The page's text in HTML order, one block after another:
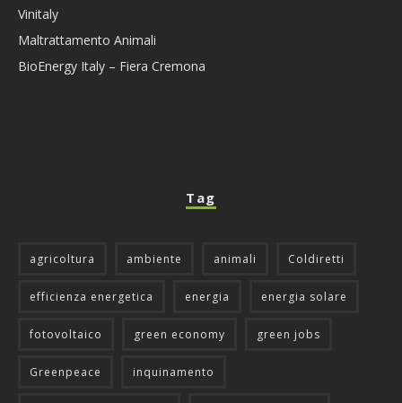
Vinitaly
Maltrattamento Animali
BioEnergy Italy – Fiera Cremona
Tag
agricoltura ambiente animali Coldiretti
efficienza energetica energia energia solare
fotovoltaico green economy green jobs
Greenpeace inquinamento